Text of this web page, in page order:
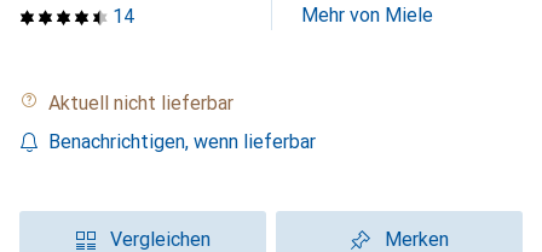
14 Mehr von Miele
Aktuell nicht lieferbar
Benachrichtigen, wenn lieferbar
Vergleichen Merken